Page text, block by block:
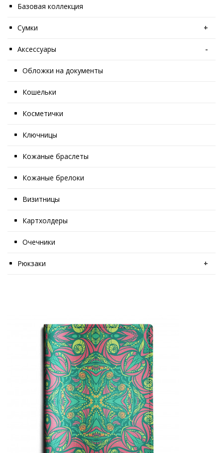
Базовая коллекция
Сумки +
Аксессуары -
Обложки на документы
Кошельки
Косметички
Ключницы
Кожаные браслеты
Кожаные брелоки
Визитницы
Картхолдеры
Очечники
Рюкзаки +